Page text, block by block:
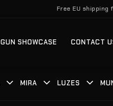
Free EU shipping
GUN SHOWCASE CONTACT
MIRA LUZES